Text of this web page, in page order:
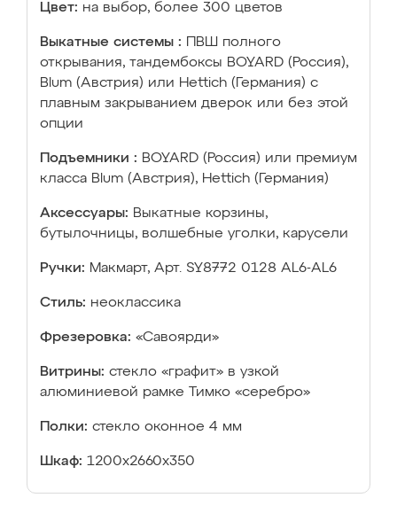
Цвет: на выбор, более 300 цветов
Выкатные системы :
ПВШ полного
открывания, тандембоксы BOYARD (Россия),
Blum (Австрия) или Hettich (Германия) с
плавным закрыванием дверок или без этой
опции
Подъемники : BOYARD (Россия) или премиум
класса Blum (Австрия), Hettich (Германия)
Аксессуары: Выкатные корзины,
бутылочницы, волшебные уголки, карусели
Ручки: Макмарт, Арт. SY8772 0128 AL6-AL6
Стиль: неоклассика
Фрезеровка: «Савоярди»
Витрины: стекло «графит» в узкой
алюминиевой рамке Тимко «серебро»
Полки: стекло оконное 4 мм
Шкаф: 1200х2660х350